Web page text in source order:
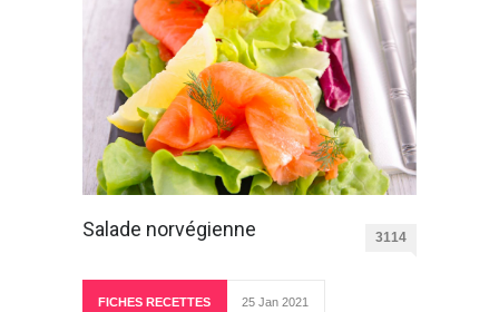
Salade norvégienne 3114
FICHES RECETTES 25 Jan 2021